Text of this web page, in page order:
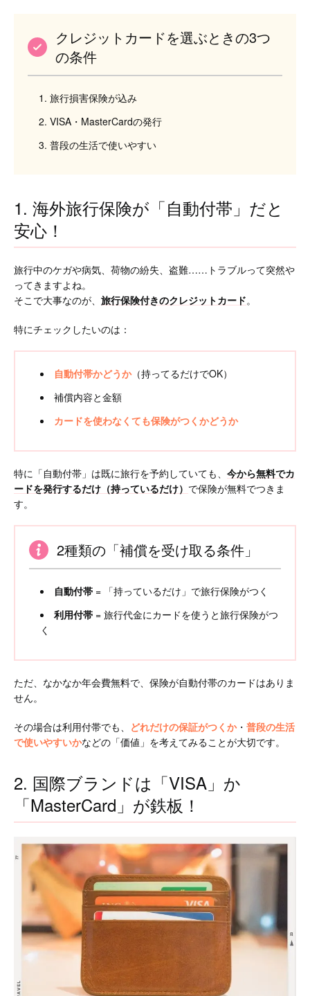
クレジットカードを選ぶときの3つ
の条件
旅行損害保険が込み
VISA・MasterCardの発行
普段の生活で使いやすい
1. 海外旅行保険が「自動付帯」だと
安心！
旅行中のケガや病気、荷物の紛失、盗難……トラブルって突然や
ってきますよね。
そこで大事なのが、 旅行保険付きのクレジットカード。
特にチェックしたいのは：
自動付帯かどうか（持ってるだけでOK）
補償内容と金額
カードを使わなくても保険がつくかどうか
特に「自動付帯」は既に旅行を予約していても、 今から無料でカ
ードを発行するだけ（持っているだけ） で保険が無料でつきま
す。
2種類の「補償を受け取る条件」
自動付帯 = 「持っているだけ」で旅行保険がつく
利用付帯 = 旅行代金にカードを使うと旅行保険がつ
く
ただ、なかなか年会費無料で、保険が自動付帯のカードはありま
せん。
その場合は利用付帯でも、 どれだけの保証がつくか・ 普段の生活
で使いやすいかなどの「価値」を考えてみることが大切です。
2. 国際ブランドは「VISA」か
「MasterCard」が鉄板！